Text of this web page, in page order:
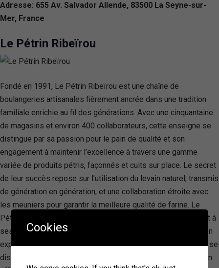
Adresse: 655 Av. Salvador Allende, 83500 La Seyne-sur-
Mer, France
Le Pétrin Ribeïrou
Fondé en 1991, Le Pétrin Ribeïrou est une chaîne de
boulangeries artisanales fièrement ancrée dans une tradition
familiale enrichie au fil des générations. Avec une cinquantaine
de magasins et environ 400 collaborateurs, cette enseigne se
distingue par sa passion pour le pain de qualité et son
engagement à maintenir l’excellence à travers une gamme
variée de produits pétris, façonnés et cuits sur place. Le secret
de leur succès repose sur l’utilisation du levain naturel, transmis
de génération en génération, et une collaboration étroite avec
les meuniers pour garantir la meilleure qualité de farine. Le
Pétrin Ribeïrou valorise la transparence et l’innovation, offrant à
ses clients la possibilité de voir la fabrication en cours tout en
explorant régulièrement de nouvelles recettes. Cette marque se
distingue par sa capacité à allier modernité et tradition, tout en
Cookies